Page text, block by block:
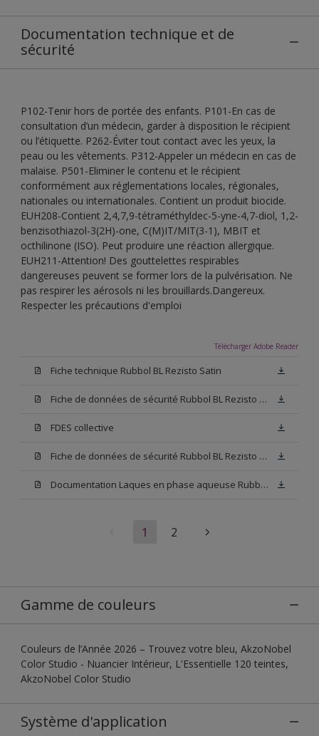
Documentation technique et de
sécurité
P102-Tenir hors de portée des enfants. P101-En cas de
consultation d’un médecin, garder à disposition le récipient
ou l’étiquette. P262-Éviter tout contact avec les yeux, la
peau ou les vêtements. P312-Appeler un médecin en cas de
malaise. P501-Eliminer le contenu et le récipient
conformément aux réglementations locales, régionales,
nationales ou internationales. Contient un produit biocide.
EUH208-Contient 2,4,7,9-tétraméthyldec-5-yne-4,7-diol, 1,2-
benzisothiazol-3(2H)-one, C(M)IT/MIT(3-1), MBIT et
octhilinone (ISO). Peut produire une réaction allergique.
EUH211-Attention! Des gouttelettes respirables
dangereuses peuvent se former lors de la pulvérisation. Ne
pas respirer les aérosols ni les brouillards.Dangereux.
Respecter les précautions d'emploi
Télécharger Adobe Reader
Fiche technique Rubbol BL Rezisto Satin
Fiche de données de sécurité Rubbol BL Rezisto Satin Base N00
FDES collective
Fiche de données de sécurité Rubbol BL Rezisto Satin Base W05
Documentation Laques en phase aqueuse Rubbol BL Velours
1 2
Gamme de couleurs
Couleurs de l’Année 2026 – Trouvez votre bleu, AkzoNobel
Color Studio - Nuancier Intérieur, L'Essentielle 120 teintes,
AkzoNobel Color Studio
Système d'application